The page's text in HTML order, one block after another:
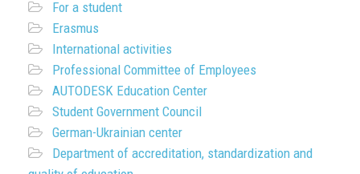
For a student
Erasmus
International activities
Professional Committee of Employees
AUTODESK Education Center
Student Government Council
German-Ukrainian center
Department of accreditation, standardization and